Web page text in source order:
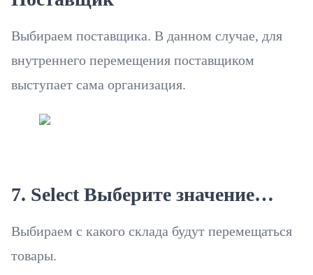
Выбираем поставщика. В данном случае, для
внутреннего перемещения поставщиком
выступает сама организация.
7. Select Выберите значение…
Выбираем с какого склада будут перемещаться
товары.